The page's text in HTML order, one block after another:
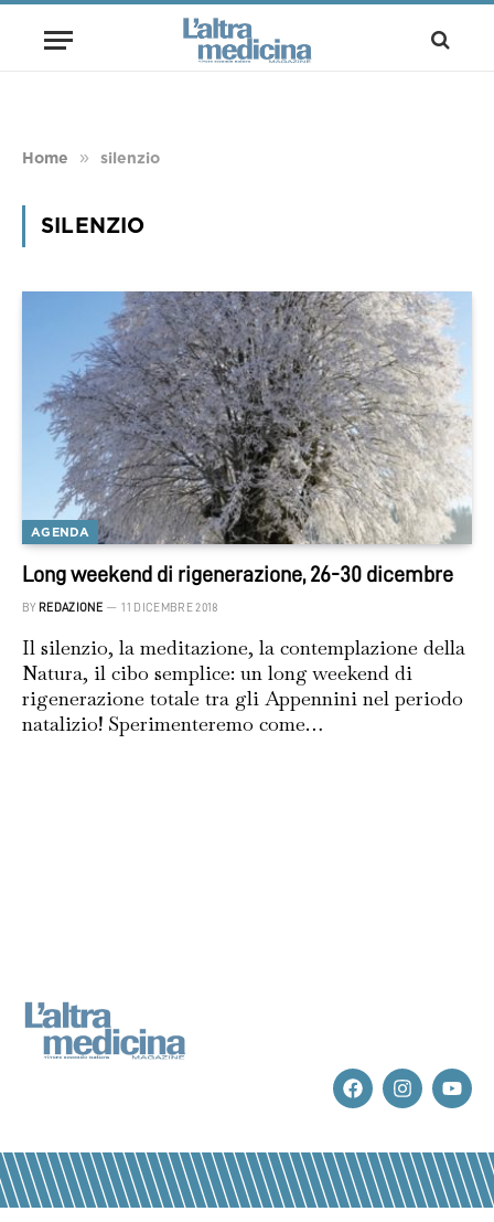
Home » silenzio
SILENZIO
AGENDA
Long weekend di rigenerazione, 26-30 dicembre
BY REDAZIONE 11 DICEMBRE 2018
Il silenzio, la meditazione, la contemplazione della
Natura, il cibo semplice: un long weekend di
rigenerazione totale tra gli Appennini nel periodo
natalizio! Sperimenteremo come…